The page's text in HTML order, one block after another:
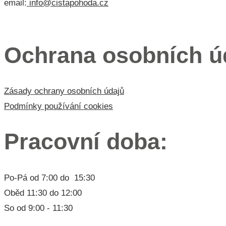
email: info@cistapohoda.cz
Ochrana osobních
Zásady ochrany osobních údajů
Podmínky používání cookies
Pracovní doba:
Po-Pá od 7:00 do 15:30
Oběd 11:30 do 12:00
So od 9:00 - 11:30